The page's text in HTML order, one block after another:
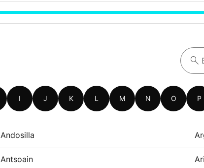
I J K L M N O P
Andosilla
Antsoain